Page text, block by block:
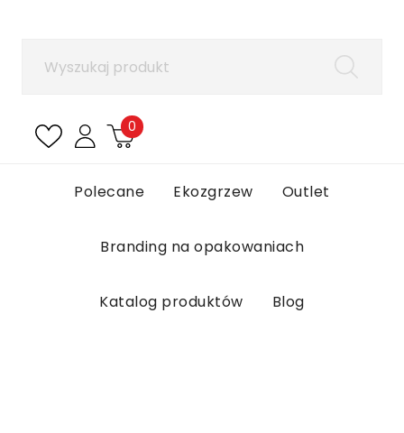
0
Polecane Ekozgrzew Outlet
Branding na opakowaniach
Katalog produktów Blog
Aby zapisać produkty na liście ulubionych, musisz
Anuluj Zaloguj się